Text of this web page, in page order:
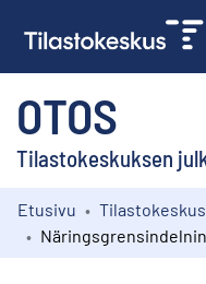
OTOS
Tilastokeskuksen
Kokoelmat
Etusivu Tilastokeskus